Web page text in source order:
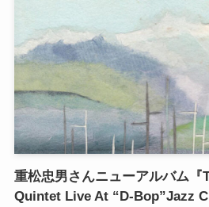
重松忠男さんニューアルバム
Quintet Live At “D-Bop”Jazz